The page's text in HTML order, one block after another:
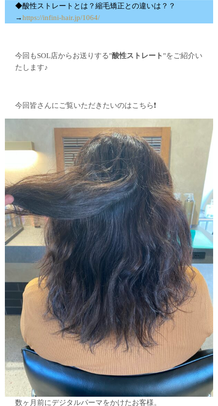
◆酸性ストレートとは？縮毛矯正との違いは？？
→https://infini-hair.jp/1064/
今回もSOL店からお送りする"酸性ストレート "をご紹介い
たします♪
今回皆さんにご覧いただきたいのはこちら❗️
数ヶ月前にデジタルパーマをかけたお客様。